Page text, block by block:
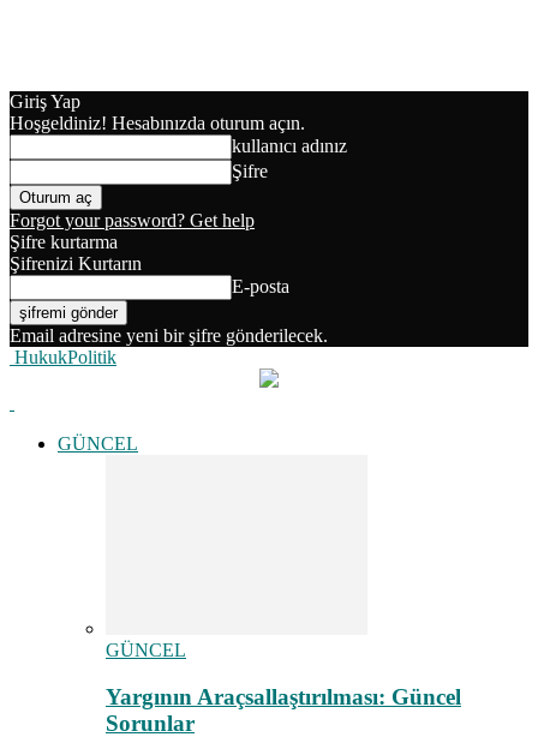
Giriş Yap
Hoşgeldiniz! Hesabınızda oturum açın.
kullanıcı adınız
Şifre
Forgot your password? Get help
Şifre kurtarma
Şifrenizi Kurtarın
E-posta
Email adresine yeni bir şifre gönderilecek.
HukukPolitik
GÜNCEL
GÜNCEL
Yargının Araçsallaştırılması: Güncel
Sorunlar